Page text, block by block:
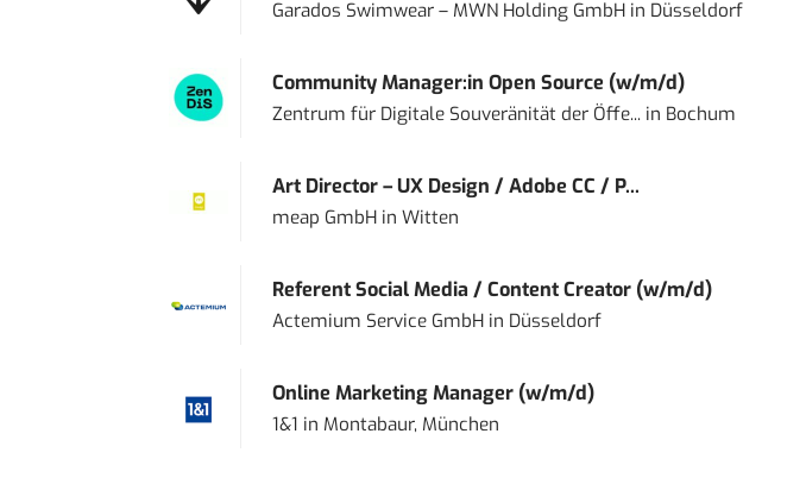
Garados Swimwear – MWN Holding GmbHin Düsseldorf
Community Manager:in Open Source (w/m/d)
Zentrum für Digitale Souveränität der Öffe...in Bochum
Art Director – UX Design / Adobe CC / P...
meap GmbHin Witten
Referent Social Media / Content Creator (w/m/d)
Actemium Service GmbHin Düsseldorf
Online Marketing Manager (w/m/d)
1&1 in Montabaur, München